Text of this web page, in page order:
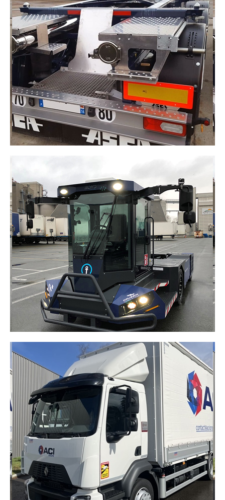
SEMI-REMORQUE PORTE
CITERNE
Conçue pour le transport de liquides ou de
matières dangereuses, elle garantit sécurité,
étanchéité et stabilité sur la route.
DÉCOUVRIR
SEMI-REMORQUE PORTE
CONTENEUR
Spécialement conçue pour le transport de
conteneurs maritimes, elle assure une manutention
efficace et sécurisée de vos cargaisons.​
DÉCOUVRIR
TRACTEURS DE PARC
ÉLECTRIQUES
Alternative silencieuse et écologique aux modèles
thermiques. Ils offrent les mêmes performances,
tout en réduisant les émissions et les nuisances
sonores sur vos sites logistiques.
DÉCOUVRIR